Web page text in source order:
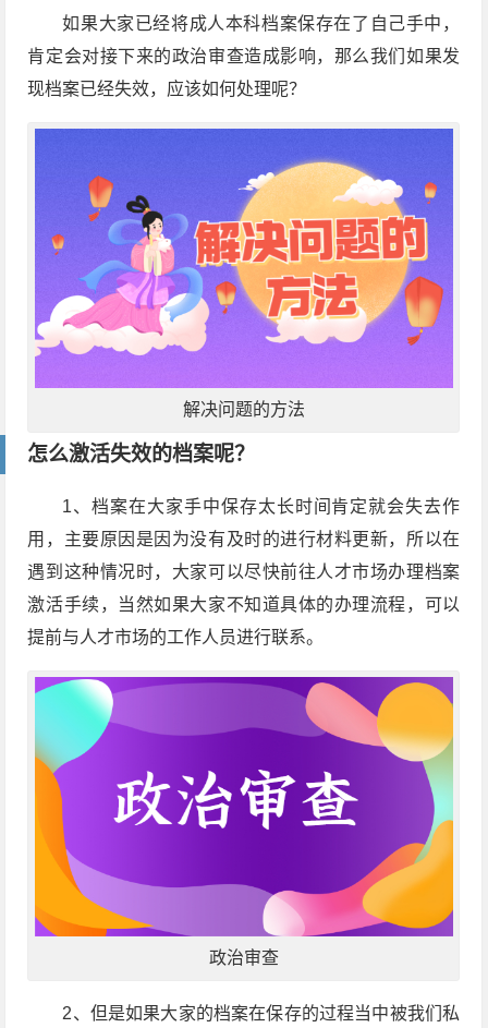
如果大家已经将成人本科档案保存在了自己手中，
肯定会对接下来的政治审查造成影响，那么我们如果发
现档案已经失效，应该如何处理呢？
解决问题的方法
怎么激活失效的档案呢？
1、档案在大家手中保存太长时间肯定就会失去作
用，主要原因是因为没有及时的进行材料更新，所以在
遇到这种情况时，大家可以尽快前往人才市场办理档案
激活手续，当然如果大家不知道具体的办理流程，可以
提前与人才市场的工作人员进行联系。
政治审查
2、但是如果大家的档案在保存的过程当中被我们私